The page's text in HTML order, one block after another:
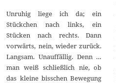
Unruhig liege ich da; ein
Stückchen nach links, ein
Stücken nach rechts. Dann
vorwärts, nein, wieder zurück.
Langsam. Unauffällig. Denn …
man weiß schließlich nie, ob
das kleine bisschen Bewegung